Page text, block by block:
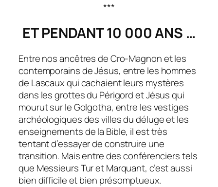
***
ET PENDANT 10 000 ANS …
Entre nos ancêtres de Cro-Magnon et les
contemporains de Jésus, entre les hommes
de Lascaux qui cachaient leurs mystères
dans les grottes du Périgord et Jésus qui
mourut sur le Golgotha, entre les vestiges
archéologiques des villes du déluge et les
enseignements de la Bible, il est très
tentant d’essayer de construire une
transition. Mais entre des conférenciers tels
que Messieurs Tur et Marquant, c’est aussi
bien difficile et bien présomptueux.